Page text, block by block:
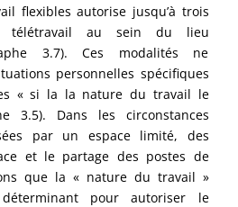
flexibles autorise jusqu’à trois
télétravail au sein du lieu
3.7). Ces modalités ne
personnelles spécifiques
« si la la nature du travail le
3.5). Dans les circonstances
par un espace limité, des
et le partage des postes de
que la « nature du travail »
pour autoriser le